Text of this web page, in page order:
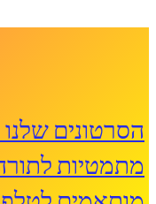
הסרטונים
מתמטיות